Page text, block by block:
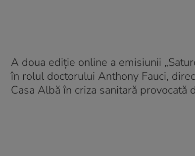
A doua ediție online a emisiunii
în rolul doctorului Anthony Fauci,
Casa Albă în criza sanitară provocată